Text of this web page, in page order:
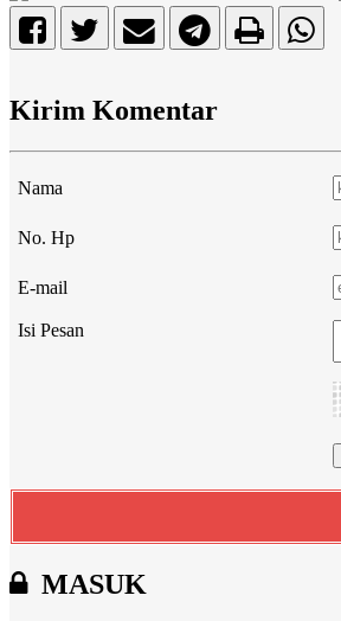
Kirim Komentar
Nama
No. Hp
E-mail
Isi Pesan
MASUK